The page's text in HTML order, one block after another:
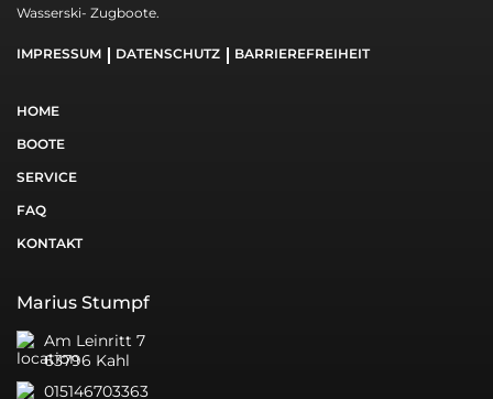
Wasserski- Zugboote.
IMPRESSUM DATENSCHUTZ BARRIEREFREIHEIT
HOME
BOOTE
SERVICE
FAQ
KONTAKT
Marius Stumpf
Am Leinritt 7
63796 Kahl
015146703363